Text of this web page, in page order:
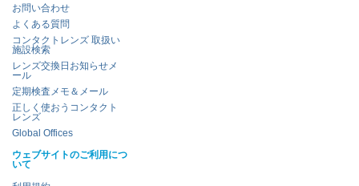
お問い合わせ
よくある質問
コンタクトレンズ 取扱い
施設検索
レンズ交換日お知らせメ
ール
定期検査メモ＆メール
正しく使おうコンタクト
レンズ
Global Offices
ウェブサイトのご利用につ
いて